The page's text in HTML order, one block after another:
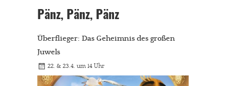
Pänz, Pänz, Pänz
Überflieger: Das Geheimnis des großen
Juwels
22. & 23.4. um 14 Uhr